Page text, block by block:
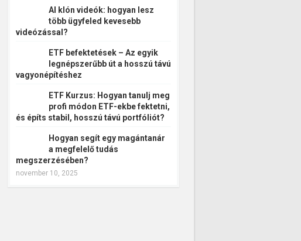
AI klón videók: hogyan lesz
több ügyfeled kevesebb
videózással?
ETF befektetések – Az egyik
legnépszerűbb út a hosszú távú
vagyonépítéshez
ETF Kurzus: Hogyan tanulj meg
profi módon ETF-ekbe fektetni,
és építs stabil, hosszú távú portfóliót?
Hogyan segít egy magántanár
a megfelelő tudás
megszerzésében?
november 10, 2025